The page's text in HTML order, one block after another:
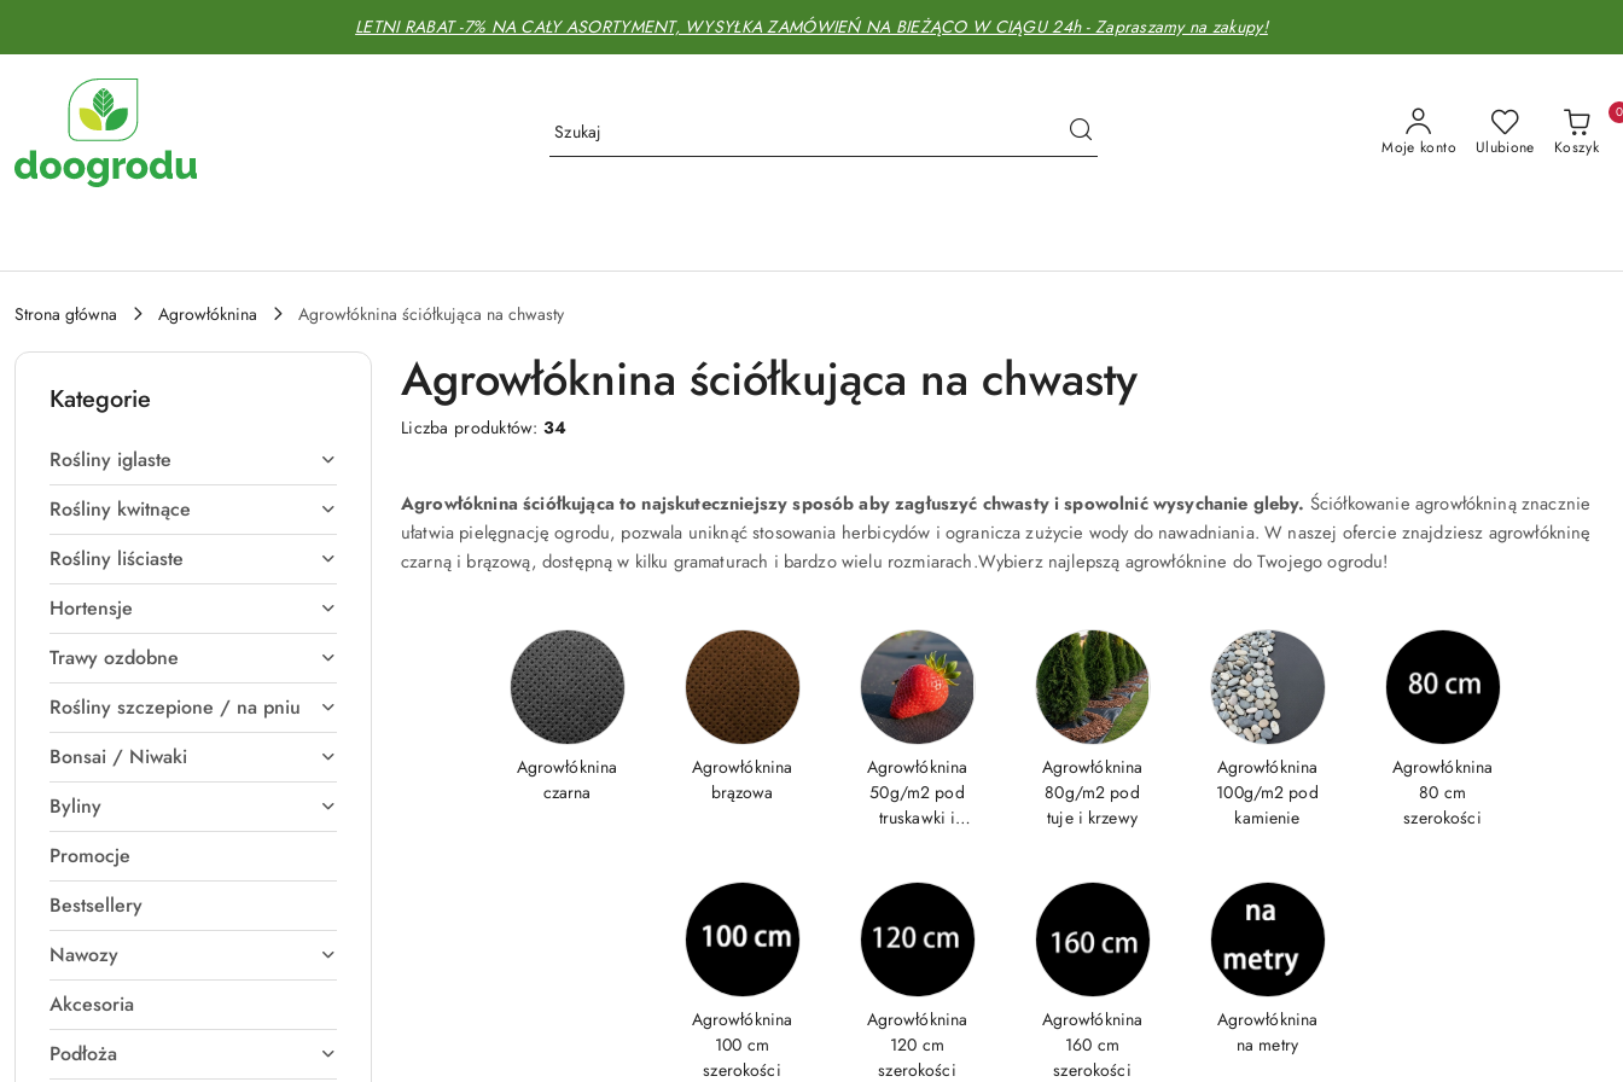
LETNI RABAT -7% NA CAŁY ASORTYMENT, WYSYŁKA ZAMÓWIEŃ NA BIEŻĄCO W CIĄGU 24h - Zapraszamy na zakupy!
Moje konto Ulubione Koszyk
0
Strona główna Agrowłóknina Agrowłóknina ściółkująca na chwasty
Kategorie
Rośliny iglaste
Rośliny kwitnące
Rośliny liściaste
Hortensje
Trawy ozdobne
Rośliny szczepione / na pniu
Bonsai / Niwaki
Byliny
Promocje
Bestsellery
Nawozy
Akcesoria
Podłoża
Agrowłóknina ściółkująca na chwasty
Liczba produktów:34
Agrowłóknina ściółkująca to najskuteczniejszy sposób aby zagłuszyć chwasty i spowolnić wysychanie gleby. Ściółkowanie agrowłókninąznacznie
ułatwia pielęgnację ogrodu, pozwala uniknąć stosowania herbicydów i ogranicza zużycie wody do nawadniania. W naszej ofercie znajdziesz agrowłókninę
czarną i brązową, dostępną w kilku gramaturach i bardzo wielu rozmiarach.Wybierz najlepszą agrowłóknine do Twojego ogrodu!
Agrowłóknina
czarna
Agrowłóknina
brązowa
Agrowłóknina
50g/m2 pod
truskawki i
Agrowłóknina
80g/m2 pod
tuje i krzewy
Agrowłóknina
100g/m2 pod
kamienie
Agrowłóknina
80 cm
szerokości
Agrowłóknina
100 cm
szerokości
Agrowłóknina
120 cm
szerokości
Agrowłóknina
160 cm
szerokości
Agrowłóknina
na metry